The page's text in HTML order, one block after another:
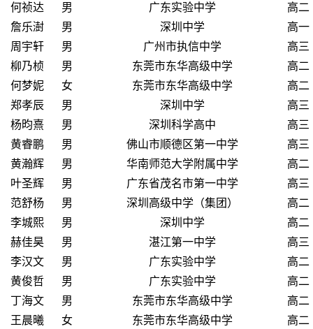
何祯达
男 广东实验中学
高二
詹乐澍
男 深圳中学
高一
周宇轩
男 广州市执信中学
高三
柳乃桢
男 东莞市东华高级中学
高二
何梦妮
女 东莞市东华高级中学
高二
郑孝辰
男 深圳中学
高三
杨昀熹
男 深圳科学高中
高三
黄睿鹏
男 佛山市顺德区第一中学
高三
黄瀚辉
男 华南师范大学附属中学
高二
叶圣辉
男 广东省茂名市第一中学
高三
范舒杨
男 深圳高级中学（集团）
高二
李城熙
男 深圳中学
高二
赫佳昊
男 湛江第一中学
高三
李汉文
男 广东实验中学
高二
黄俊哲
男 广东实验中学
高二
丁海文
男 东莞市东华高级中学
高二
王晨曦
女 东莞市东华高级中学
高二